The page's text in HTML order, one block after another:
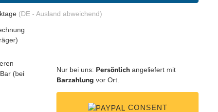
(DE - Ausland abweichend)
Nur bei uns: Persönlich angeliefert mit
Barzahlung vor Ort.
CONSENT